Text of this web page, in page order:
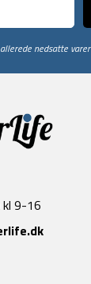
nedsatte varer
kl 9-16